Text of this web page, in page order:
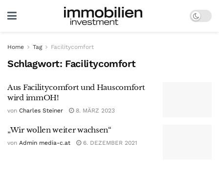
Home Tag Facilitycomfort
Schlagwort: Facilitycomfort
Aus Facilitycomfort und Hauscomfort
wird immOH!
von Charles Steiner 8. MÄRZ 2023
„Wir wollen weiter wachsen“
von Admin media-c.at 6. DEZEMBER 2021